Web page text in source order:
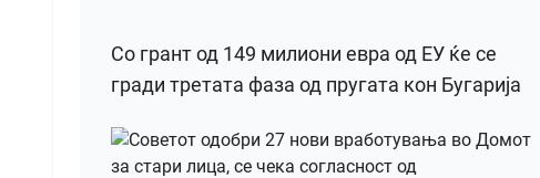
Со грант од 149 милиони евра од ЕУ ќе се
гради третата фаза од пругата кон Бугарија